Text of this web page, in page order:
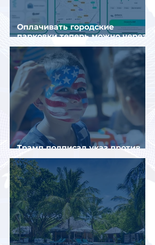
Оплачивать городские
парковки теперь можно через
Яндекс Go и «Заправки»
Трамп подписал указ против
«родильного туризма» в США